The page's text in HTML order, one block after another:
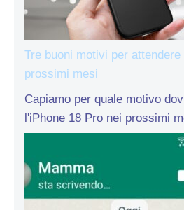
Tre buoni motivi per attendere
prossimi mesi
Capiamo per quale motivo
l'iPhone 18 Pro nei prossimi